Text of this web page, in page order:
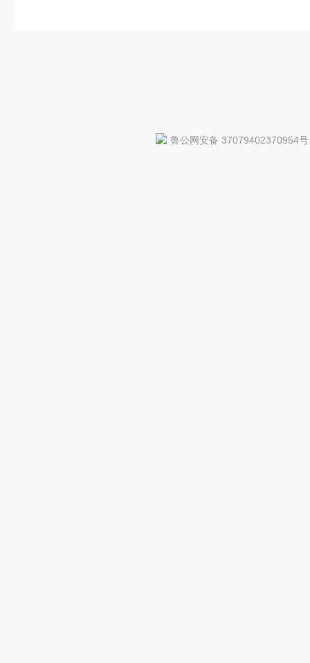
鲁公网安备 37079402370954号